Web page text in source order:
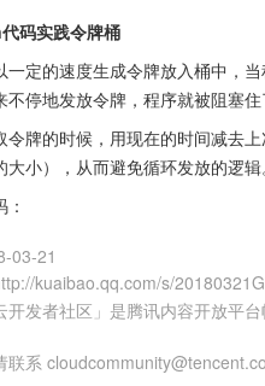
码实践令牌桶
一定的速度生成令牌放入桶中，
不停地发放令牌，程序就被阻塞
令牌的时候，用现在的时间减去
小），从而避免循环发放的逻辑
03-21
kuaibao.qq.com/s/
开发者社区」是腾讯内容开放平
联系